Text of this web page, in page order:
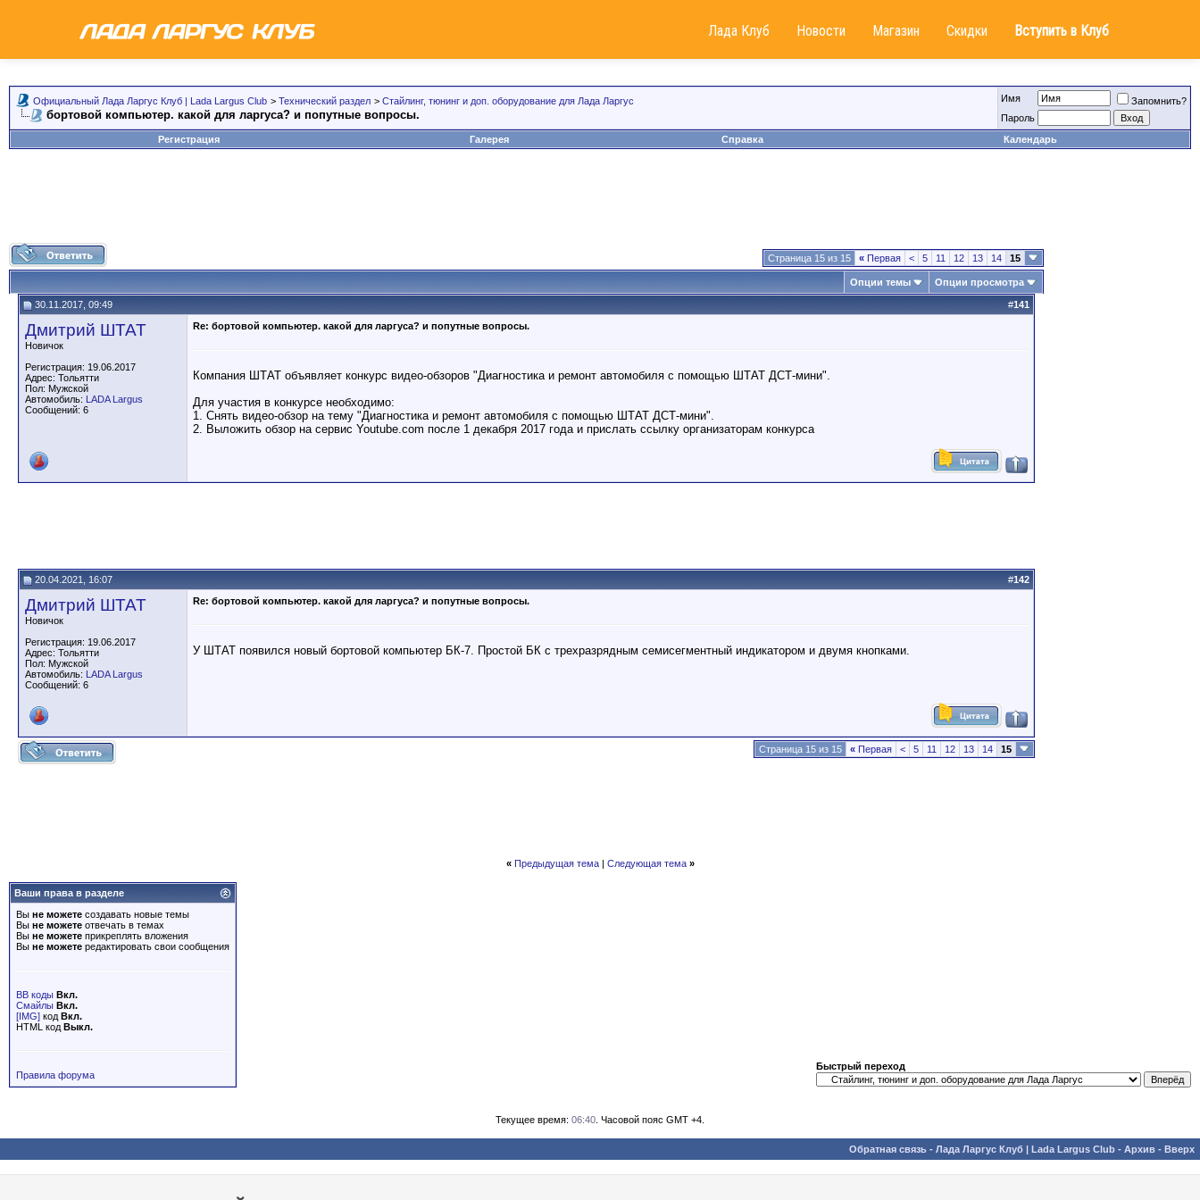
Лада Клуб Новости Магазин Скидки Вступить в Клуб
Официальный Лада Ларгус Клуб | Lada Largus Club > Технический раздел > Стайлинг, тюнинг и доп. оборудование для Лада Ларгус
бортовой компьютер. какой для ларгуса? и попутные вопросы.
Имя
Запомнить?
Пароль
Регистрация
Галерея Справка Календарь
Страница 15 из 15 « Первая < 5 11 12 13 14 15
Опции темы Опции просмотра
30.11.2017, 09:49 #141
Дмитрий ШТАТ
Новичок
Регистрация: 19.06.2017
Адрес: Тольятти
Пол: Мужской
Автомобиль: LADA Largus
Сообщений: 6
Re: бортовой компьютер. какой для ларгуса? и попутные вопросы.
Компания ШТАТ объявляет конкурс видео-обзоров "Диагностика и ремонт автомобиля с помощью ШТАТ ДСТ-мини".
Для участия в конкурсе необходимо:
1. Снять видео-обзор на тему "Диагностика и ремонт автомобиля с помощью ШТАТ ДСТ-мини".
2. Выложить обзор на сервис Youtube.com после 1 декабря 2017 года и прислать ссылку организаторам конкурса
20.04.2021, 16:07 #142
Дмитрий ШТАТ
Новичок
Регистрация: 19.06.2017
Адрес: Тольятти
Пол: Мужской
Автомобиль: LADA Largus
Сообщений: 6
Re: бортовой компьютер. какой для ларгуса? и попутные вопросы.
У ШТАТ появился новый бортовой компьютер БК-7. Простой БК с трехразрядным семисегментный индикатором и двумя кнопками.
Страница 15 из 15 « Первая < 5 11 12 13 14 15
« Предыдущая тема| Следующая тема »
Ваши права в разделе
Вы не можете создавать новые темы
Вы не можете отвечать в темах
Вы не можете прикреплять вложения
Вы не можете редактировать свои сообщения
BB коды Вкл.
Смайлы Вкл.
[IMG] код Вкл.
HTML код Выкл.
Правила форума
Быстрый переход
Текущее время: 06:40 . Часовой пояс GMT +4.
Обратная связь - Лада Ларгус Клуб | Lada Largus Club - Архив - Вверх